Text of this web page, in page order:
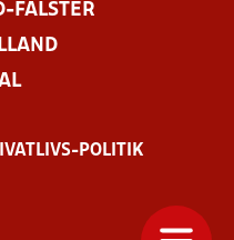
FALSTER
POLITIK